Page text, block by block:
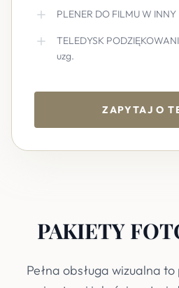
PLENER DO FILMU W
TELEDYSK
uzg.
ZAPYTAJ O
PAKIETY
Pełna obsługa wizualna